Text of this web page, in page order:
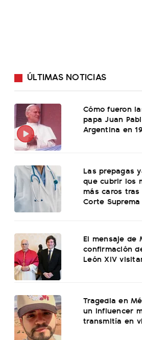
ÚLTIMAS NOTICIAS
Cómo fueron
papa Juan
Argentina en
Las prepagas
que cubrir los
más caros
Corte Suprema
El mensaje de
confirmación
León XIV
Tragedia en
un influencer
transmitía en